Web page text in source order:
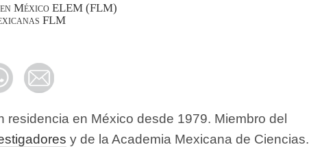
México ELEM (FLM)
FLM
residencia en México desde 1979. Miembro del
y de la Academia Mexicana de Ciencias.